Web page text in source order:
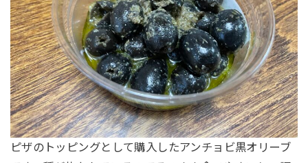
ピザのトッピングとして購入したアンチョビ黒オリーブ